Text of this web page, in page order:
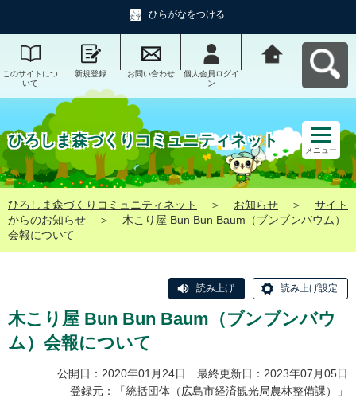
ひらがなをつける
このサイトにつ
いて
新規登録 お問い合わせ
個人会員ログイ
ン
ひろしま森づくりコミュニティネット
メニュー
ひろしま森づくりコミュニティネット ＞ お知らせ ＞
サイト
からのお知らせ
＞
木こり屋 Bun Bun Baum（ブンブンバウム）
会報について
読み上げ 読み上げ設定
木こり屋 Bun Bun Baum（ブンブンバウ
ム）会報について
公開日：2020年01月24日 最終更新日：2023年07月05日
登録元：「統括団体（広島市経済観光局農林整備課）」